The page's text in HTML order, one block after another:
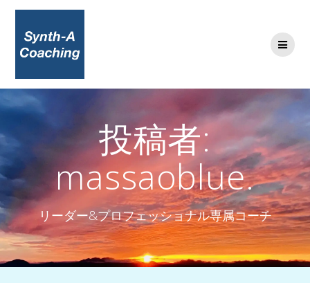
ッ
プ
投稿者:
massaoblue.
リーダー&プロフェッショナル専属コーチ